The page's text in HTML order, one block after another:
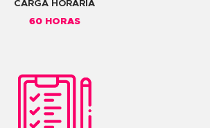
de Memória
Negativos, Figura Invertida
2 – ESTUDOS DE LUZ E SOMBRA